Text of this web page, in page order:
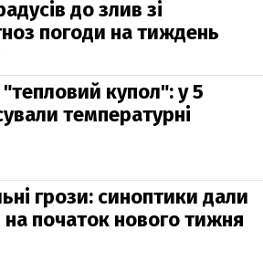
до злив зі
погоди на тиждень
купол": у 5
температурні
грози: синоптики дали
на початок нового тижня